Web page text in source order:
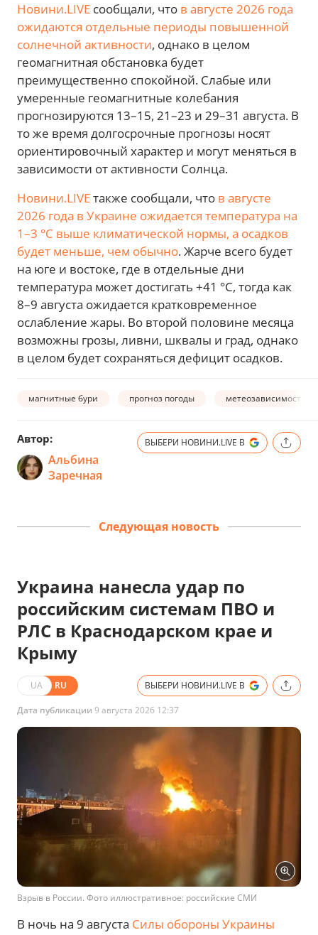
Новини.LIVE сообщали, что в августе 2026 года
ожидаются отдельные периоды повышенной
солнечной активности, однако в целом
геомагнитная обстановка будет
преимущественно спокойной. Слабые или
умеренные геомагнитные колебания
прогнозируются 13–15, 21–23 и 29–31 августа. В
то же время долгосрочные прогнозы носят
ориентировочный характер и могут меняться в
зависимости от активности Солнца.
Новини.LIVEтакже сообщали, что в августе
2026 года в Украине ожидается температура на
1–3 °С выше климатической нормы, а осадков
будет меньше, чем обычно. Жарче всего будет
на юге и востоке, где в отдельные дни
температура может достигать +41 °С, тогда как
8–9 августа ожидается кратковременное
ослабление жары. Во второй половине месяца
возможны грозы, ливни, шквалы и град, однако
в целом будет сохраняться дефицит осадков.
магнитные бури прогноз погоды метеозависимость
Автор:
Альбина
Заречная
ВЫБЕРИ НОВИНИ.LIVE В
Следующая новость
Украина нанесла удар по
российским системам ПВО и
РЛС в Краснодарском крае и
Крыму
UA RU ВЫБЕРИ НОВИНИ.LIVE В
Дата публикации 9 августа 2026 12:37
Взрыв в России. Фото иллюстративное: российские СМИ
В ночь на 9 августа Силы обороны Украины